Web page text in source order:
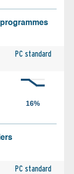
PC standard
PC standard